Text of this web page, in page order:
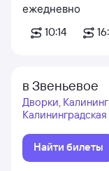
ежедневно
10:14
в Звеньевое
Дворки,
Найти билеты